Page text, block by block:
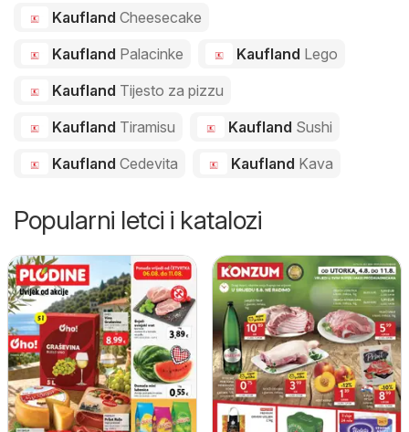
Kaufland Cheesecake
Kaufland Palacinke Kaufland Lego
Kaufland Tijesto za pizzu
Kaufland Tiramisu Kaufland Sushi
Kaufland Cedevita Kaufland Kava
Popularni letci i katalozi